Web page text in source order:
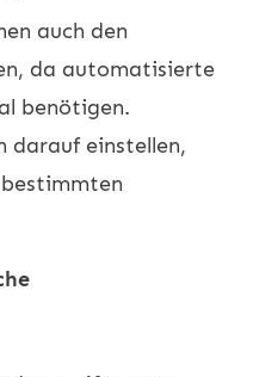
auch den
da automatisierte
benötigen.
darauf einstellen,